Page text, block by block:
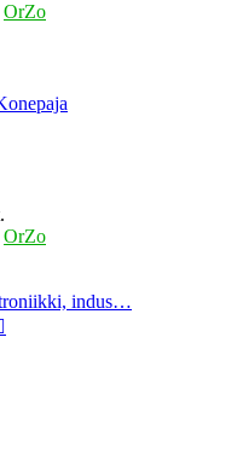
OrZo
OrZo
indus…